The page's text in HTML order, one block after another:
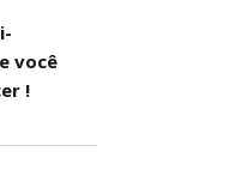
você
!